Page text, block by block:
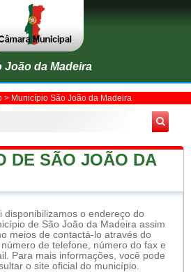
João da Madeira
> Município São João da Madeira
DE SÃO JOÃO DA
disponibilizamos o endereço do
de São João da Madeira assim
meios de contactá-lo através do
de telefone, número do fax e
Para mais informações, você pode
o site oficial do município.